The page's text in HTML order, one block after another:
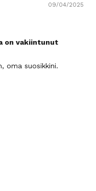
09/04/2025
on vakiintunut
oma suosikkini.